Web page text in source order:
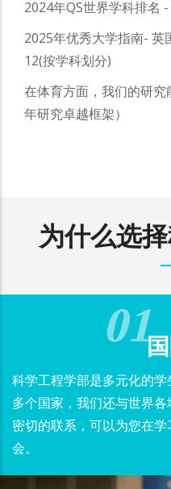
2024年QS世界学科排名
2025年优秀大学指南- 英
12(按学科划分)
在体育方面，我们的研
年研究卓越框架）
为什么选
科学工程学部是多元化的
多个国家，我们还与世界
密切的联系，可以为您在
会。
学院
我们科学工程学部配备齐
镑用于现代化实验室、教
您的学习。教学设施包括动
性实验室等
技术
我们的技术服务团队由
务人员组成。